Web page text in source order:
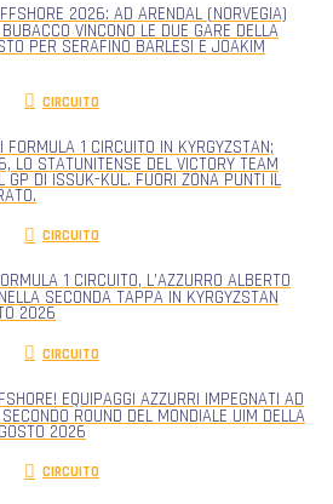
2026: AD ARENDAL (NORVEGIA)
VINCONO LE DUE GARE DELLA
PER SERAFINO BARLESI E JOAKIM
CIRCUITO
FORMULA 1 CIRCUITO IN KYRGYZSTAN;
LO STATUNITENSE DEL VICTORY TEAM
GP DI ISSUK-KUL. FUORI ZONA PUNTI IL
CIRCUITO
1 CIRCUITO, L’AZZURRO ALBERTO
SECONDA TAPPA IN KYRGYZSTAN
2026
CIRCUITO
EQUIPAGGI AZZURRI IMPEGNATI AD
ROUND DEL MONDIALE UIM DELLA
2026
CIRCUITO